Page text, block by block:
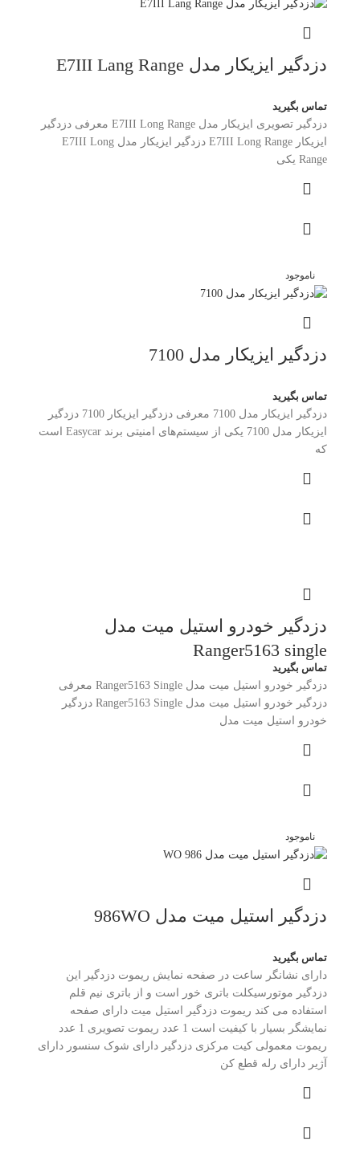
دزدگیر ایزیکار مدل E7III Lang Range
تماس بگیرید
دزدگیر تصویری ایزیکار مدل E7III Long Range معرفی دزدگیر
ایزیکار E7III Long Range دزدگیر ایزیکار مدل E7III Long
Range یکی
ناموجود
دزدگیر ایزیکار مدل 7100
تماس بگیرید
دزدگیر ایزیکار مدل 7100 معرفی دزدگیر ایزیکار 7100 دزدگیر
ایزیکار مدل 7100 یکی از سیستم‌های امنیتی برند Easycar است
که
دزدگیر خودرو استیل میت مدل
Ranger5163 single
تماس بگیرید
دزدگیر خودرو استیل میت مدل Ranger5163 Single معرفی
دزدگیر خودرو استیل میت مدل Ranger5163 Single دزدگیر
خودرو استیل میت مدل
ناموجود
دزدگیر استیل میت مدل 986WO
تماس بگیرید
دارای نشانگر ساعت در صفحه نمایش ریموت دزدگیر این
دزدگیر موتورسیکلت باتری خور است و از باتری نیم قلم
استفاده می کند ریموت دزدگیر استیل میت دارای صفحه
نمایشگر بسیار با کیفیت است 1 عدد ریموت تصویری 1 عدد
ریموت معمولی کیت مرکزی دزدگیر دارای شوک سنسور دارای
آژیر دارای رله قطع کن